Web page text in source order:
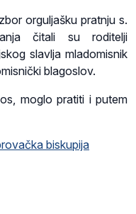
orguljašku pratnju s.
čitali su roditelji
slavlja mladomisnik
blagoslov.
moglo pratiti i putem
biskupija